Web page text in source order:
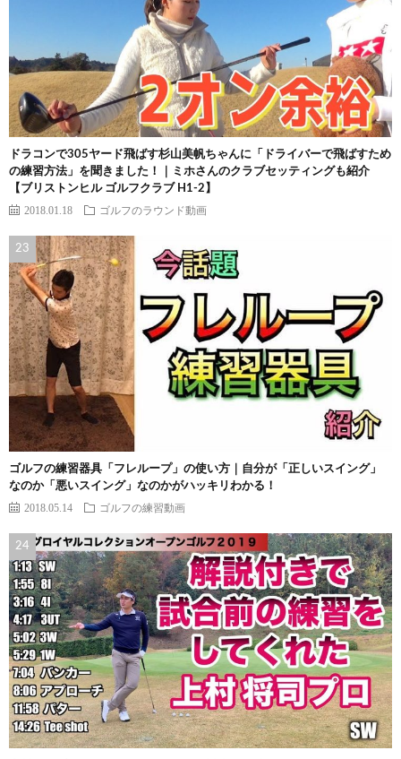
ドラコンで305ヤード飛ばす杉山美帆ちゃんに「ドライバーで飛ばすため
の練習方法」を聞きました！｜ミホさんのクラブセッティングも紹介
【ブリストンヒル ゴルフクラブ H1-2】
2018.01.18 ゴルフのラウンド動画
ゴルフの練習器具「フレループ」の使い方｜自分が「正しいスイング」
なのか「悪いスイング」なのかがハッキリわかる！
2018.05.14 ゴルフの練習動画